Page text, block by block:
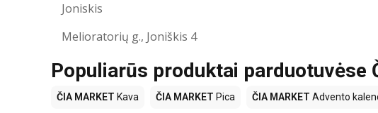
Joniskis
Melioratorių g., Joniškis 4
Populiarūs produktai parduotuvėse
ČIA MARKET Kava ČIA MARKET Pica ČIA MARKET Advento